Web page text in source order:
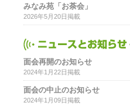
みなみ苑「お荼会」
2026年5月20日掲載
面会再開のお知らせ
2024年1月22日掲載
面会の中止のお知らせ
2024年1月09日掲載